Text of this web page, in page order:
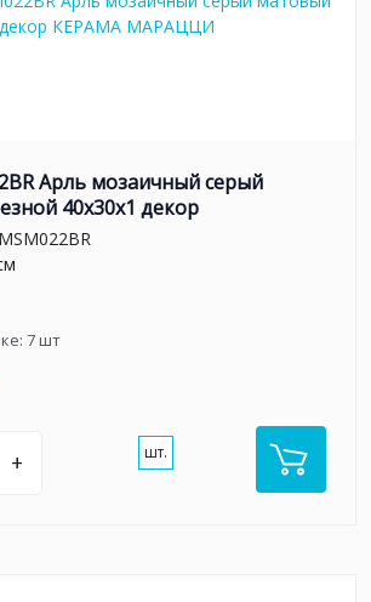
Арль мозаичный серый
40x30x1 декор
7шт
+ шт.